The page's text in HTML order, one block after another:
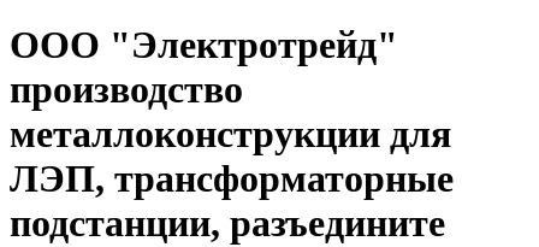
ООО "Электротрейд"
производство
металлоконструкции для
ЛЭП, трансформаторные
подстанции, разъедините